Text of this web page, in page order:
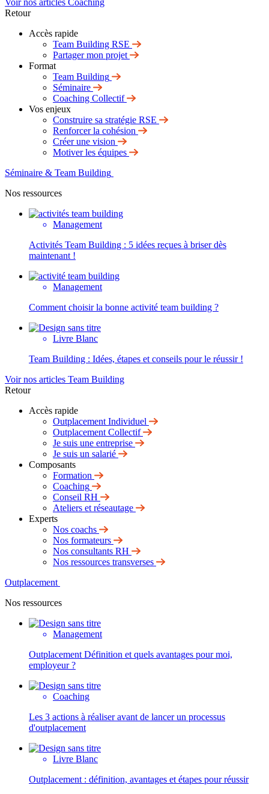
Voir nos articles Coaching
Retour
Accès rapide
Team Building RSE
Partager mon projet
Format
Team Building
Séminaire
Coaching Collectif
Vos enjeux
Construire sa stratégie RSE
Renforcer la cohésion
Créer une vision
Motiver les équipes
Séminaire & Team Building
Nos ressources
Management
Activités Team Building : 5 idées reçues à briser dès
maintenant !
Management
Comment choisir la bonne activité team building ?
Livre Blanc
Team Building : Idées, étapes et conseils pour le réussir !
Voir nos articles Team Building
Retour
Accès rapide
Outplacement Individuel
Outplacement Collectif
Je suis une entreprise
Je suis un salarié
Composants
Formation
Coaching
Conseil RH
Ateliers et réseautage
Experts
Nos coachs
Nos formateurs
Nos consultants RH
Nos ressources transverses
Outplacement
Nos ressources
Management
Outplacement Définition et quels avantages pour moi,
employeur ?
Coaching
Les 3 actions à réaliser avant de lancer un processus
d'outplacement
Livre Blanc
Outplacement : définition, avantages et étapes pour réussir